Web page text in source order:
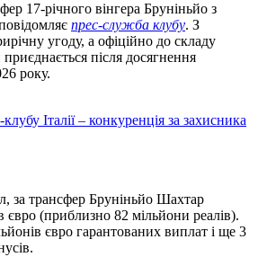
17-річного вінгера Бруніньйо з
прес-служба клубу. З
угоду, а офіційно до складу
після досягнення
року.
Італії – конкуренція за захисника
за трансфер Бруніньйо Шахтар
євро (приблизно 82 мільйони реалів).
євро гарантованих виплат і ще 3